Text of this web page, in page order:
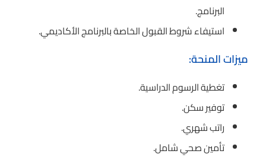
البرنامج.
استيفاء شروط القبول الخاصة بالبرنامج الأكاديمي.
ميزات المنحة:
تغطية الرسوم الدراسية.
توفير سكن.
راتب شهري.
تأمين صحي شامل.